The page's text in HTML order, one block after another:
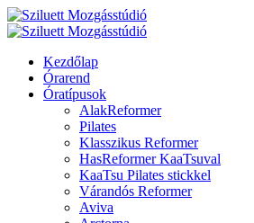
Kezdőlap
Órarend
Óratípusok
AlakReformer
Pilates
Klasszikus Reformer
HasReformer KaaTsuval
KaaTsu Pilates stickkel
Várandós Reformer
Aviva